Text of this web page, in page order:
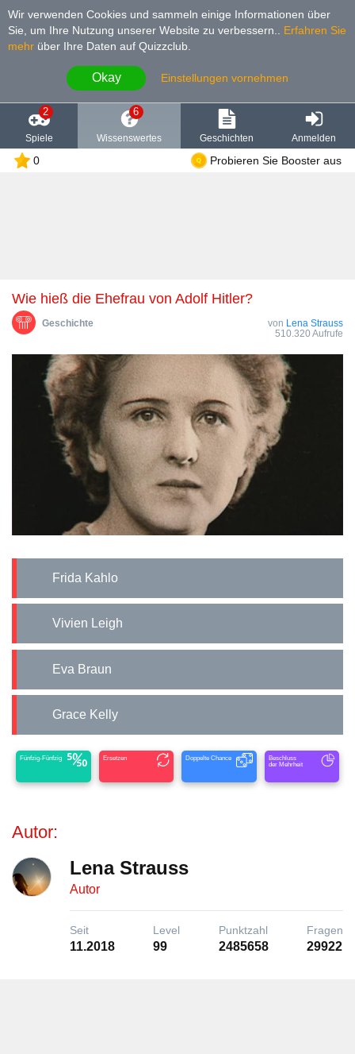
Wir verwenden Cookies und sammeln einige Informationen über
Sie, um Ihre Nutzung unserer Website zu verbessern.
Erfahren Sie
mehr über Ihre Daten auf Quizzclub.
Okay Einstellungen vornehmen
2
Spiele
6
Wissenswertes Geschichten Anmelden
0 Probieren Sie Booster aus
Wie hieß die Ehefrau von Adolf Hitler?
Geschichte von Lena Strauss
510.320 Aufrufe
Frida Kahlo
Vivien Leigh
Eva Braun
Grace Kelly
Fünfzig-Fünfzig Ersetzen Doppelte Chance
Beschluss
der Mehrheit
Autor:
Lena Strauss
Autor
Seit
11.2018
Level
99
Punktzahl
2485658
Fragen
29922